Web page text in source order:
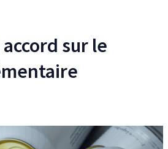
sur le